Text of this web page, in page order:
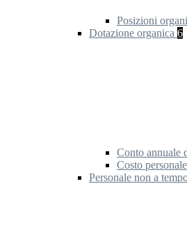
Posizioni
Dotazione organica 6
Conto annuale
Costo
Personale non a